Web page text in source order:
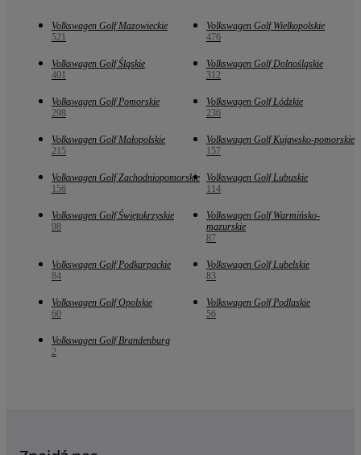
Volkswagen Golf Mazowieckie
521
Volkswagen Golf Wielkopolskie
476
Volkswagen Golf Śląskie
401
Volkswagen Golf Dolnośląskie
312
Volkswagen Golf Pomorskie
298
Volkswagen Golf Łódzkie
236
Volkswagen Golf Małopolskie
215
Volkswagen Golf Kujawsko-pomorskie
157
Volkswagen Golf Zachodniopomorskie
156
Volkswagen Golf Lubuskie
114
Volkswagen Golf Świętokrzyskie
98
Volkswagen Golf Warmińsko-
mazurskie
87
Volkswagen Golf Podkarpackie
84
Volkswagen Golf Lubelskie
83
Volkswagen Golf Opolskie
60
Volkswagen Golf Podlaskie
56
Volkswagen Golf Brandenburg
2